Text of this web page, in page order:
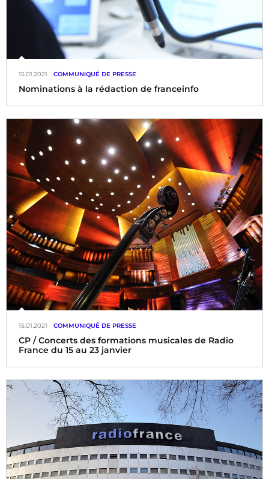
Nominations à la rédaction de franceinfo
15.01.2021 COMMUNIQUÉ DE PRESSE
CP / Concerts des formations musicales de Radio
France du 15 au 23 janvier
15.01.2021 COMMUNIQUÉ DE PRESSE